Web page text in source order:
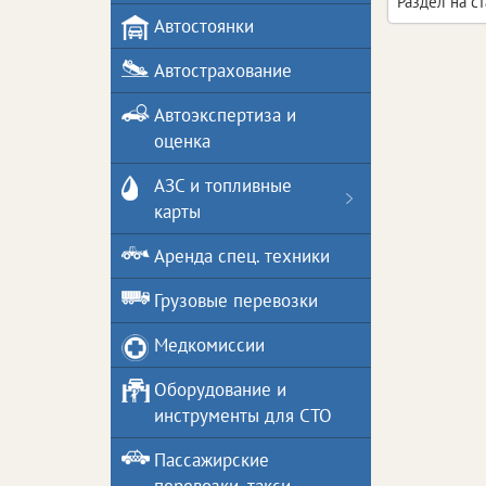
Автостоянки
Автострахование
Автоэкспертиза и
оценка
АЗС и топливные
карты
Аренда спец. техники
Грузовые перевозки
Медкомиссии
Оборудование и
инструменты для СТО
Пассажирские